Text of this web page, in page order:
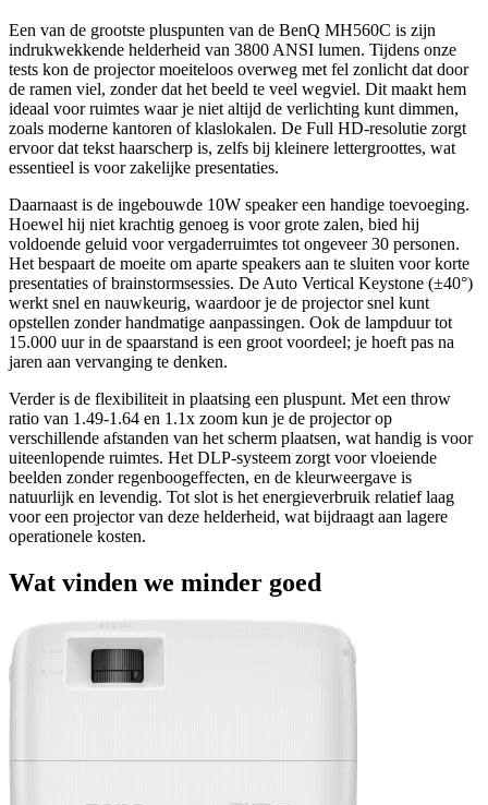
Een van de grootste pluspunten van de BenQ MH560C is zijn
indrukwekkende helderheid van 3800 ANSI lumen. Tijdens onze
tests kon de projector moeiteloos overweg met fel zonlicht dat door
de ramen viel, zonder dat het beeld te veel wegviel. Dit maakt hem
ideaal voor ruimtes waar je niet altijd de verlichting kunt dimmen,
zoals moderne kantoren of klaslokalen. De Full HD-resolutie zorgt
ervoor dat tekst haarscherp is, zelfs bij kleinere lettergroottes, wat
essentieel is voor zakelijke presentaties.
Daarnaast is de ingebouwde 10W speaker een handige toevoeging.
Hoewel hij niet krachtig genoeg is voor grote zalen, bied hij
voldoende geluid voor vergaderruimtes tot ongeveer 30 personen.
Het bespaart de moeite om aparte speakers aan te sluiten voor korte
presentaties of brainstormsessies. De Auto Vertical Keystone (±40°)
werkt snel en nauwkeurig, waardoor je de projector snel kunt
opstellen zonder handmatige aanpassingen. Ook de lampduur tot
15.000 uur in de spaarstand is een groot voordeel; je hoeft pas na
jaren aan vervanging te denken.
Verder is de flexibiliteit in plaatsing een pluspunt. Met een throw
ratio van 1.49-1.64 en 1.1x zoom kun je de projector op
verschillende afstanden van het scherm plaatsen, wat handig is voor
uiteenlopende ruimtes. Het DLP-systeem zorgt voor vloeiende
beelden zonder regenboogeffecten, en de kleurweergave is
natuurlijk en levendig. Tot slot is het energieverbruik relatief laag
voor een projector van deze helderheid, wat bijdraagt aan lagere
operationele kosten.
Wat vinden we minder goed